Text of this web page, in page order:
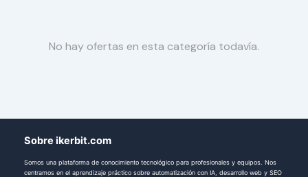
No hay ofertas en esta categoría todavía.
Sobre ikerbit.com
Somos una plataforma de conocimiento tecnológico para profesionales y equipos. Nos
centramos en el aprendizaje práctico sobre automatización con IA, desarrollo web y SEO